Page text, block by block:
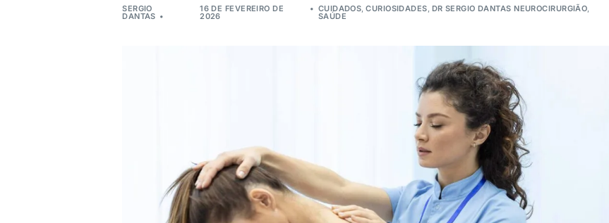
SERGIO
DANTAS
16 DE FEVEREIRO DE
2026
CUIDADOS ,CURIOSIDADES DR SERGIO DANTAS NEUROCIRURGIÃO
SAÚDE